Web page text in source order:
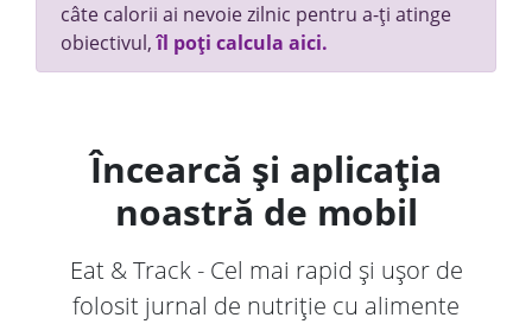
câte calorii ai nevoie zilnic pentru a-ți atinge
obiectivul,îl poți calcula aici.
Încearcă și aplicația
noastră de mobil
Eat & Track - Cel mai rapid și ușor de
folosit jurnal de nutriție cu alimente